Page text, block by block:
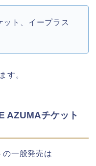
ト、イープラス
す。
AZUMAチケット
一般発売は